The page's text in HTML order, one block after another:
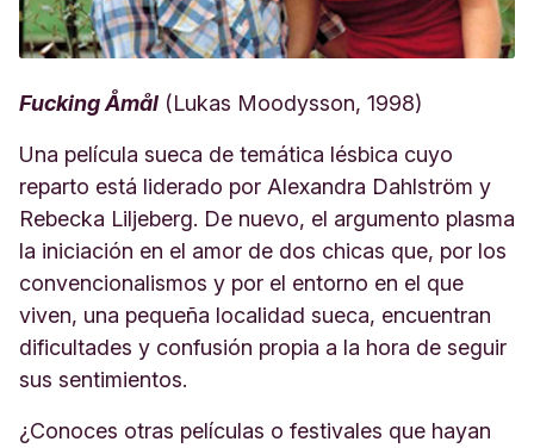
Fucking Åmål (Lukas Moodysson, 1998)
Una película sueca de temática lésbica cuyo
reparto está liderado por Alexandra Dahlström y
Rebecka Liljeberg. De nuevo, el argumento plasma
la iniciación en el amor de dos chicas que, por los
convencionalismos y por el entorno en el que
viven, una pequeña localidad sueca, encuentran
dificultades y confusión propia a la hora de seguir
sus sentimientos.
¿Conoces otras películas o festivales que hayan